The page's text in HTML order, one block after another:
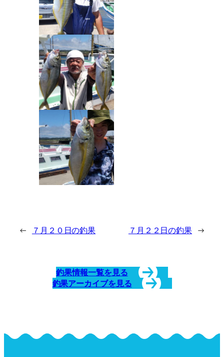
← ７月２０日の釣果 ７月２２日の釣果 →
釣果情報一覧を見る
釣果アーカイブを見る